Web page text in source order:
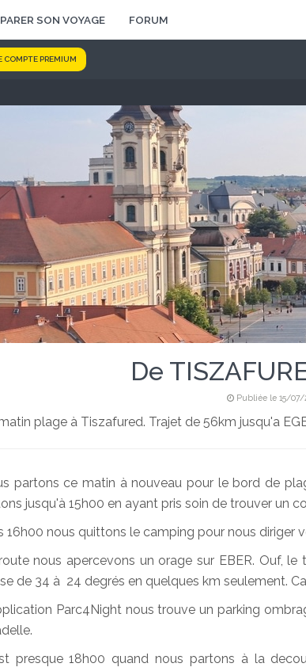
SON VOYAGE FORUM
COMPTE PREMIUM
De
Publiée le 15/07/
plage à Tiszafured. Trajet de 56km jusqu'a
partons ce matin à nouveau pour le bord de
jusqu'à 15h00 en ayant pris soin de trouver un
16h00 nous quittons le camping pour nous diriger
nous apercevons un orage sur EBER. Ouf,
de 34 à 24 degrés en quelques km seulement.
Parc4Night nous trouve un parking
presque 18h00 quand nous partons à la